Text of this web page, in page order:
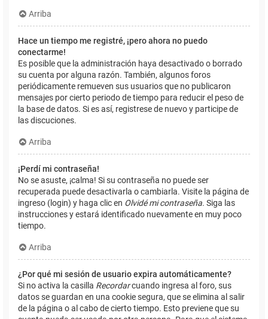
Arriba
Hace un tiempo me registré, ¡pero ahora no puedo
conectarme!
Es posible que la administración haya desactivado o borrado
su cuenta por alguna razón. También, algunos foros
periódicamente remueven sus usuarios que no publicaron
mensajes por cierto periodo de tiempo para reducir el peso de
la base de datos. Si es así, registrese de nuevo y participe de
las discuciones.
Arriba
¡Perdí mi contraseña!
No se asuste, ¡calma! Si su contraseña no puede ser
recuperada puede desactivarla o cambiarla. Visite la página de
ingreso (login) y haga clic en Olvidé mi contraseña. Siga las
instrucciones y estará identificado nuevamente en muy poco
tiempo.
Arriba
¿Por qué mi sesión de usuario expira automáticamente?
Si no activa la casilla Recordarcuando ingresa al foro, sus
datos se guardan en una cookie segura, que se elimina al salir
de la página o al cabo de cierto tiempo. Esto previene que su